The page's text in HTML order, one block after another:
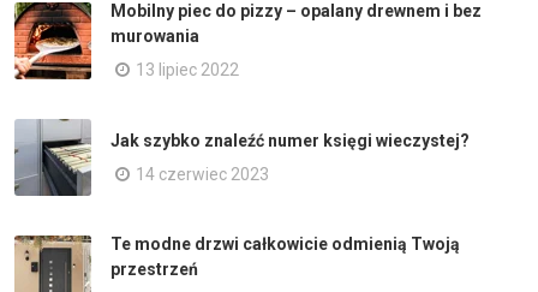
Mobilny piec do pizzy – opalany drewnem i bez
murowania
13 lipiec 2022
Jak szybko znaleźć numer księgi wieczystej?
14 czerwiec 2023
Te modne drzwi całkowicie odmienią Twoją
przestrzeń